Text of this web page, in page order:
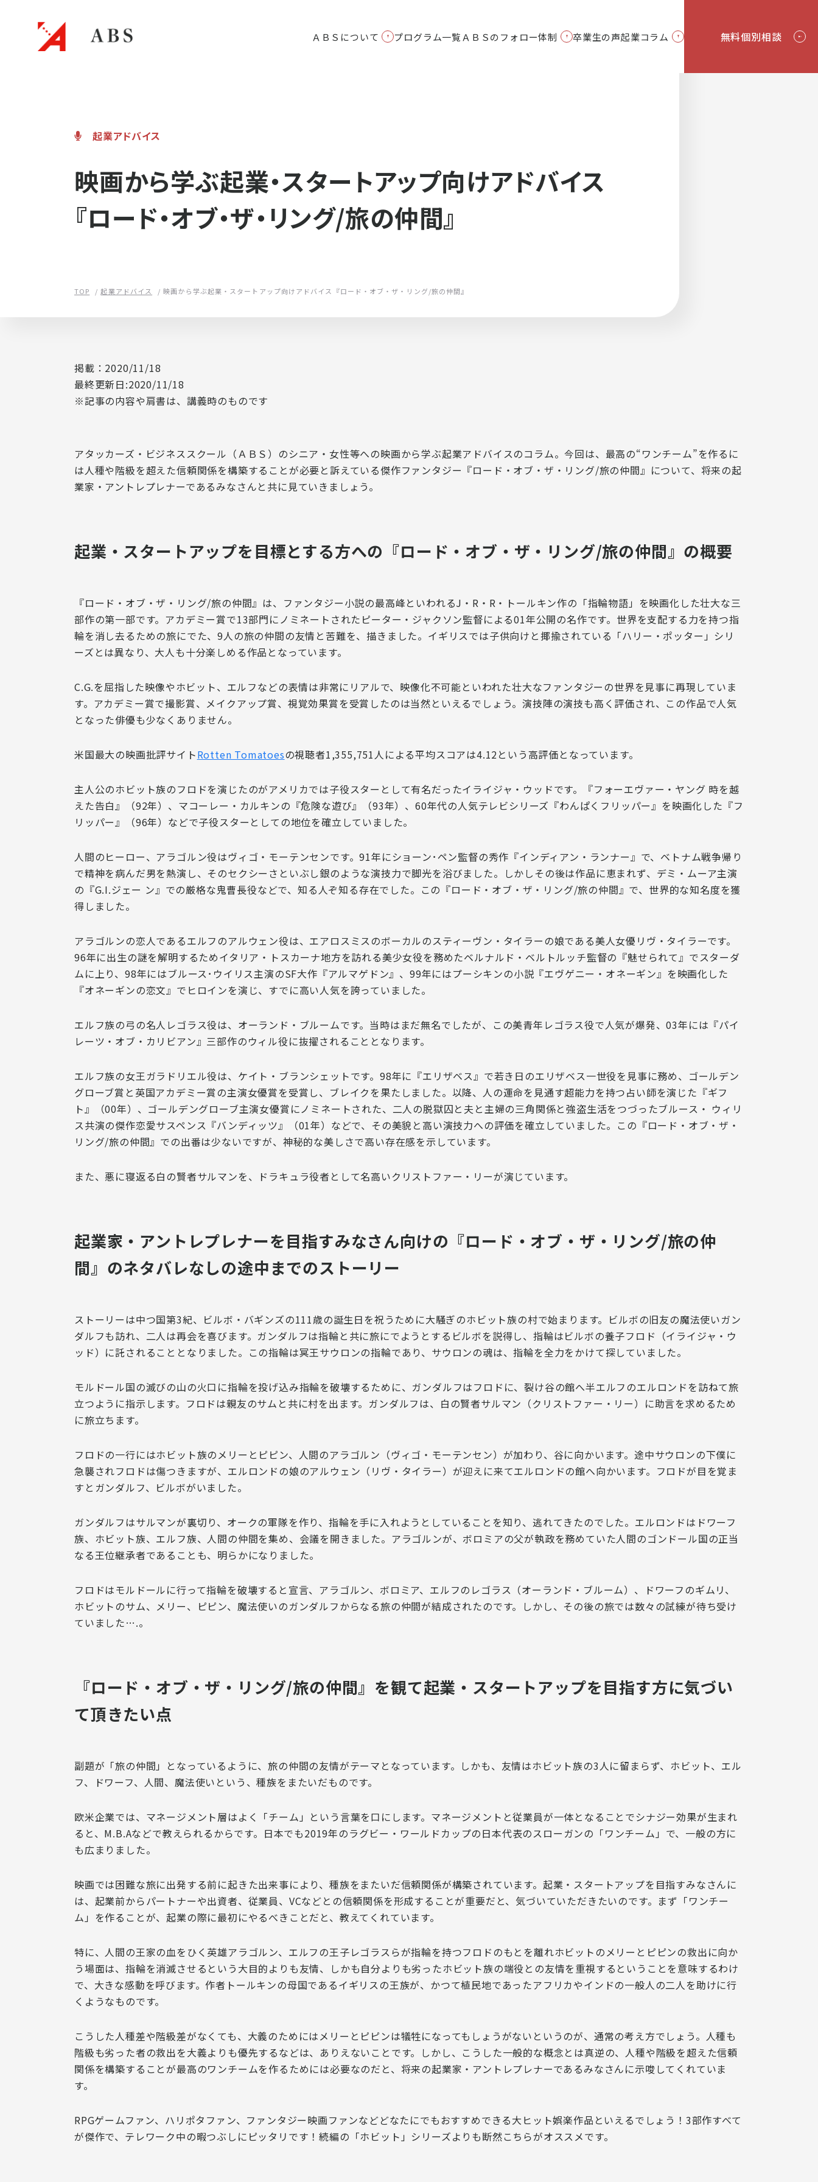
起業・スタートアップの学校|大前研一設立のビジネススクールABS
ＡＢＳについて
ＡＢＳについて
プログラム一覧 ＡＢＳのフォロー体制
ＡＢＳのフォロー体制
卒業生の声起業コラム
起業コラム
無料個別相談
起業アドバイス
映画から学ぶ起業・スタートアップ向けアドバイス
『ロード・オブ・ザ・リング/旅の仲間』
TOP 起業アドバイス 映画から学ぶ起業・スタートアップ向けアドバイス 『ロード・オブ・ザ・リング/旅の仲間』
掲載：2020/11/18
最終更新日:2020/11/18
※記事の内容や肩書は、講義時のものです
アタッカーズ・ビジネススクール（ＡＢＳ）のシニア・女性等への映画から学ぶ起業アドバイスのコラム。今回は、 最高の“ワンチーム”を作るに
は人種や階級を超えた信頼関係を構築することが必要と訴えている傑作ファンタジー 『ロード・オブ・ザ・リング/旅の仲間』について、将来の起
業家・アントレプレナーであるみなさんと共に見ていきましょう。
起業・スタートアップを目標とする方への『ロード・オブ・ザ・リング/旅の仲間』の概要
『ロード・オブ・ザ・リング/旅の仲間』は、 ファンタジー小説の最高峰といわれるJ・R・R・トールキン作の「指輪物語」を映画化した壮大な三
部作の第一部です。アカデミー賞で13部門にノミネートされたピーター・ジャクソン監督による01年公開の名作です。世界を支配する力を持つ指
輪を消し去るための旅にでた、9人の旅の仲間の友情と苦難を、描きました。イギリスでは子供向けと揶揄されている「ハリー・ポッター」シリ
ーズとは異なり、 大人も十分楽しめる作品 となっています。
C.G.を屈指した映像やホビット、エルフなどの表情は非常にリアルで、映像化不可能といわれた壮大なファンタジーの世界を見事に再現していま
す。 アカデミー賞で撮影賞、メイクアップ賞、視覚効果賞を受賞したのは当然といえるでしょう。演技陣の演技も高く評価され、この作品で人気
となった俳優も少なくありません。
米国最大の映画批評サイトRotten Tomatoesの視聴者1,355,751人による平均スコアは4.12という高評価となっています。
主人公のホビット族のフロドを演じたのがアメリカでは子役スターとして有名だったイライジャ・ウッドです。『フォーエヴァー・ヤング 時を越
えた告白』（92年）、マコーレー・カルキンの『危険な遊び』（93年）、60年代の人気テレビシリーズ『わんぱくフリッパー』を映画化した『フ
リッパー』（96年）などで子役スターとしての地位を確立していました。
人間のヒーロー、アラゴルン役はヴィゴ・モーテンセンです。91年にショーン･ペン監督の秀作『インディアン・ランナー』で、ベトナム戦争帰り
で精神を病んだ男を熱演し、そのセクシーさといぶし銀のような演技力で脚光を浴びました。しかしその後は作品に恵まれず、デミ・ムーア主演
の『G.I.ジェー ン』での厳格な鬼曹長役などで、知る人ぞ知る存在でした。この『ロード・オブ・ザ・リング/旅の仲間』で、 世界的な知名度を獲
得しました。
アラゴルンの恋人であるエルフのアルウェン役は、エアロスミスのボーカルのスティーヴン・タイラーの娘である美人女優 リヴ・タイラーです。
96年に出生の謎を解明するためイタリア・トスカーナ地方を訪れる美少女役を務めたベルナルド・ベルトルッチ監督の『魅せられて』でスターダ
ムに上り、98年にはブルース･ウイリス主演のSF大作『アルマゲドン』、99年にはプーシキンの小説『エヴゲニー・オネーギン』を映画化した
『オネーギンの恋文』でヒロインを演じ、 すでに高い人気を誇っていました。
エルフ族の弓の名人レゴラス役は、 オーランド・ブルームです。当時はまだ無名でしたが、この美青年レゴラス役で人気が爆発、03年には『パイ
レーツ・オブ・カリビアン』三部作のウィル役に抜擢されることとなります。
エルフ族の女王ガラドリエル役は、 ケイト・ブランシェットです。98年に『エリザベス』で若き日のエリザベス一世役を見事に務め、ゴールデン
グローブ賞と英国アカデミー賞の主演女優賞を受賞し、ブレイクを果たしました。以降、人の運命を見通す超能力を持つ占い師を演じた『ギフ
ト』（00年）、ゴールデングローブ主演女優賞にノミネートされた、二人の脱獄囚と夫と主婦の三角関係と強盗生活をつづったブルース・ ウィリ
ス共演の傑作恋愛サスペンス『バンディッツ』（01年）などで、その美貌と高い演技力への評価を確立していました。この『ロード・オブ・ザ・
リング/旅の仲間』での出番は少ないですが、 神秘的な美しさで高い存在感を示しています。
また、悪に寝返る白の賢者サルマンを、ドラキュラ役者として名高いクリストファー・リーが演じています。
起業家・アントレプレナーを目指すみなさん向けの『ロード・オブ・ザ・リング/旅の仲
間』のネタバレなしの途中までのストーリー
ストーリーは中つ国第3紀、ビルボ・バギンズの111歳の誕生日を祝うために大騒ぎのホビット族の村で始まります。ビルボの旧友の魔法使いガン
ダルフも訪れ、二人は再会を喜びます。ガンダルフは指輪と共に旅にでようとするビルボを説得し、指輪はビルボの養子フロド（イライジャ・ウ
ッド）に託されることとなりました。この指輪は冥王サウロンの指輪であり、サウロンの魂は、指輪を全力をかけて探していました。
モルドール国の滅びの山の火口に指輪を投げ込み指輪を破壊するために、ガンダルフはフロドに、裂け谷の館へ半エルフのエルロンドを訪ねて旅
立つように指示します。フロドは親友のサムと共に村を出ます。ガンダルフは、白の賢者サルマン（クリストファー・リー）に助言を求めるため
に旅立ちます。
フロドの一行にはホビット族のメリーとピピン、人間のアラゴルン（ヴィゴ・モーテンセン）が加わり、谷に向かいます。途中サウロンの下僕に
急襲されフロドは傷つきますが、エルロンドの娘のアルウェン（リヴ・タイラー）が迎えに来てエルロンドの館へ向かいます。フロドが目を覚ま
すとガンダルフ、ビルボがいました。
ガンダルフはサルマンが裏切り、オークの軍隊を作り、指輪を手に入れようとしていることを知り、逃れてきたのでした。エルロンドはドワーフ
族、ホビット族、エルフ族、人間の仲間を集め、会議を開きました。アラゴルンが、ボロミアの父が執政を務めていた人間のゴンドール国の正当
なる王位継承者であることも、明らかになりました。
フロドはモルドールに行って指輪を破壊すると宣言、アラゴルン、ボロミア、エルフのレゴラス（オーランド・ブルーム）、ドワーフのギムリ、
ホビットのサム、メリー、ピピン、魔法使いのガンダルフからなる旅の仲間が結成されたのです。しかし、その後の旅では数々の試練が待ち受け
ていました….。
『ロード・オブ・ザ・リング/旅の仲間』を観て起業・スタートアップを目指す方に気づい
て頂きたい点
副題が「旅の仲間」となっているように、旅の仲間の友情がテーマとなっています。しかも、 友情はホビット族の3人に留まらず、ホビット、エル
フ、ドワーフ、人間、魔法使いという、種族をまたいだものです。
欧米企業では、マネージメント層はよく「チーム」という言葉を口にします。マネージメントと従業員が一体となることでシナジー効果が生まれ
ると、M.B.Aなどで教えられるからです。日本でも2019年のラグビー・ワールドカップの日本代表のスローガンの「ワンチーム」で、一般の方に
も広まりました。
映画では困難な旅に出発する前に起きた出来事により、種族をまたいだ信頼関係が構築されています。起業・スタートアップを目指すみなさんに
は、 起業前からパートナーや出資者、従業員、VCなどとの信頼関係を形成することが重要だと、気づいていただきたいのです。 まず「ワンチー
ム」を作ることが、起業の際に最初にやるべきことだと、教えてくれています。
特に、人間の王家の血をひく英雄アラゴルン、エルフの王子レゴラスらが指輪を持つフロドのもとを離れホビットのメリーとピピンの救出に向か
う場面は、 指輪を消滅させるという大目的よりも友情、しかも自分よりも劣ったホビット族の端役との友情を重視する ということを意味するわけ
で、大きな感動を呼びます。作者トールキンの母国であるイギリスの王族が、かつて植民地であったアフリカやインドの一般人の二人を助けに行
くようなものです。
こうした人種差や階級差がなくても、大義のためにはメリーとピピンは犠牲になってもしょうがないというのが、通常の考え方でしょう。人種も
階級も劣った者の救出を大義よりも優先するなどは、ありえないことです。しかし、こうした一般的な概念とは真逆の、 人種や階級を超えた信頼
関係を構築することが最高のワンチームを作るためには必要なのだと、将来の起業家・アントレプレナーであるみなさんに示唆してくれていま
す。
RPGゲームファン、ハリポタファン、ファンタジー映画ファンなどどなたにでもおすすめできる大ヒット娯楽作品といえるでしょう！3部作すべて
が傑作で、テレワーク中の暇つぶしにピッタリです！続編の「ホビット」シリーズよりも断然こちらがオススメです。